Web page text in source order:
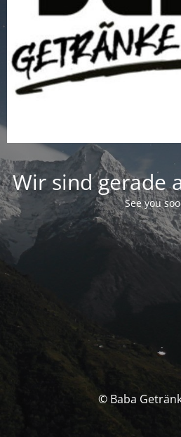
Wir sind gerade
See you
© Baba